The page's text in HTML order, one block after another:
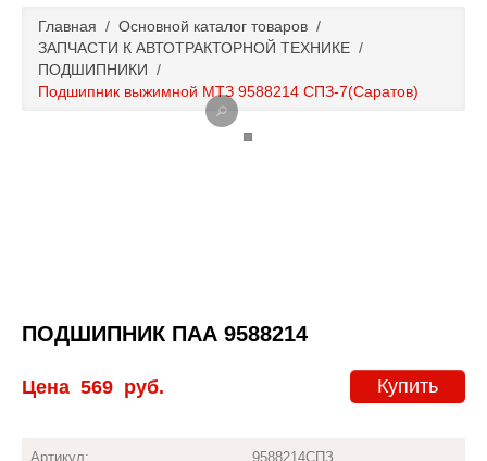
Основной каталог товаров
Главная / Основной каталог товаров /
ЗАПЧАСТИ К АВТОТРАКТОРНОЙ ТЕХНИКЕ /
ПОДШИПНИКИ /
Подшипник выжимной МТЗ 9588214 СПЗ-7(Саратов)
ПОДШИПНИК ПАА 9588214
Купить
Цена 569 руб.
Артикул: 9588214СПЗ